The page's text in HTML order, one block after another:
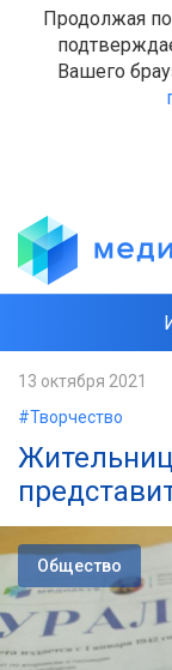
Продолжая
Вашего
13 октября 2021
#Творчество
Общество